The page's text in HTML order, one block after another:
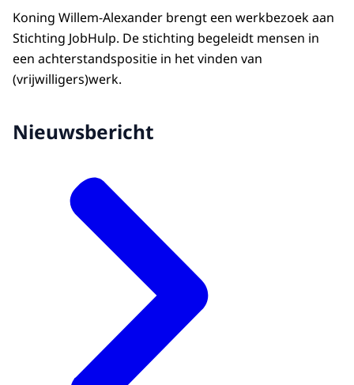
Koning Willem-Alexander brengt een werkbezoek aan
Stichting JobHulp. De stichting begeleidt mensen in
een achterstandspositie in het vinden van
(vrijwilligers)werk.
Nieuwsbericht